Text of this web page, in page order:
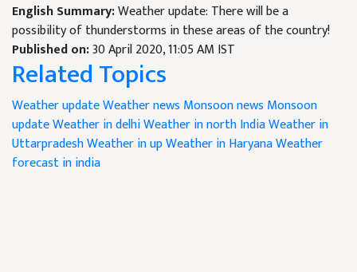
English Summary:Weather update: There will be a
possibility of thunderstorms in these areas of the country!
Published on:30 April 2020, 11:05 AM IST
Related Topics
Weather updateWeather news Monsoon news Monsoon
updateWeather in delhiWeather in north IndiaWeather in
UttarpradeshWeather in upWeather in HaryanaWeather
forecast in india